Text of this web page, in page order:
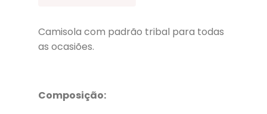
Camisola com padrão tribal para todas
as ocasiões.
Composição: